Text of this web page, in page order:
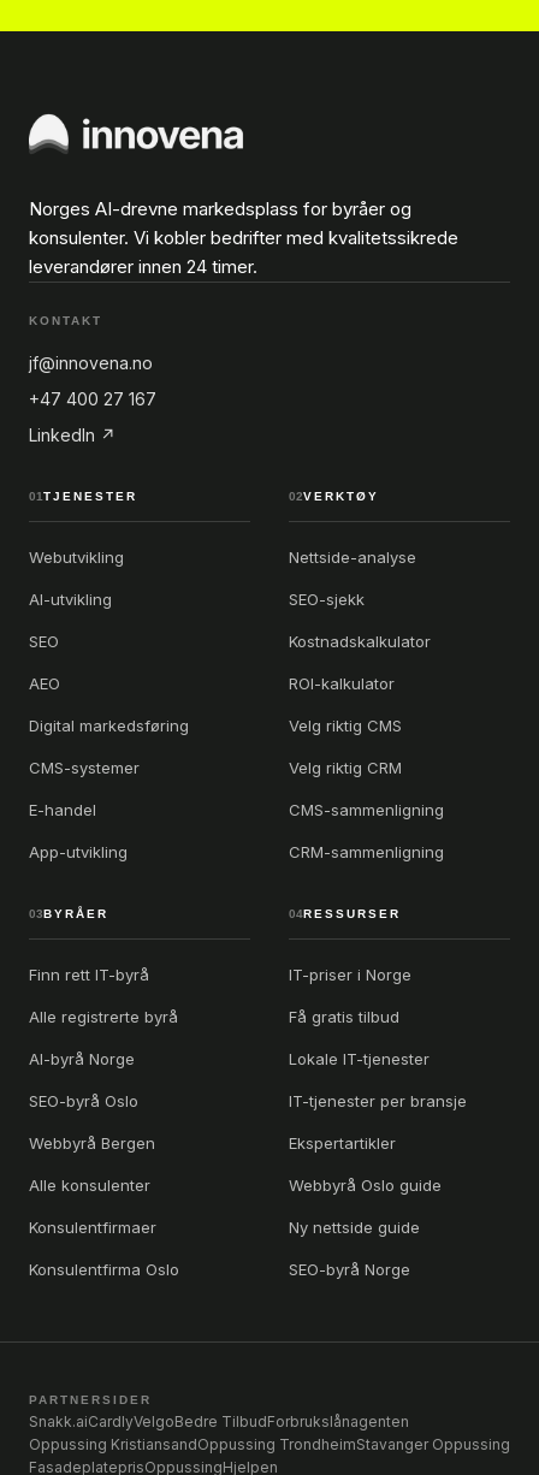
Norges AI-drevne markedsplass for byråer og
konsulenter. Vi kobler bedrifter med kvalitetssikrede
leverandører innen 24 timer.
KONTAKT
jf@innovena.no
+47 400 27 167
LinkedIn ↗
01TJENESTER
Webutvikling
AI-utvikling
SEO
AEO
Digital markedsføring
CMS-systemer
E-handel
App-utvikling
02VERKTØY
Nettside-analyse
SEO-sjekk
Kostnadskalkulator
ROI-kalkulator
Velg riktig CMS
Velg riktig CRM
CMS-sammenligning
CRM-sammenligning
03 BYRÅER
Finn rett IT-byrå
Alle registrerte byrå
AI-byrå Norge
SEO-byrå Oslo
Webbyrå Bergen
Alle konsulenter
Konsulentfirmaer
Konsulentfirma Oslo
04RESSURSER
IT-priser i Norge
Få gratis tilbud
Lokale IT-tjenester
IT-tjenester per bransje
Ekspertartikler
Webbyrå Oslo guide
Ny nettside guide
SEO-byrå Norge
PARTNERSIDER
Snakk.aiCardlyVelgoBedre TilbudForbrukslånagenten
Oppussing KristiansandOppussing TrondheimStavanger Oppussing
FasadeplateprisOppussingHjelpen